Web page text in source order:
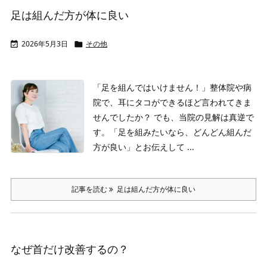
足は組んだ方が体に良い
 2026年5月3日  その他
「足を組んではいけません！」 整体院や病
院で、耳にタコができるほど言われてきま
せんでしたか？ でも、当院の見解は真逆で
す。
「足を組みたいなら、どんどん組んだ
方が良い」とお伝えして ...
記事を読む 足は組んだ方が体に良い
なぜ首だけ改善するの？